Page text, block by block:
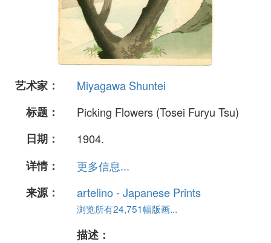
艺术家：
Miyagawa Shuntei
标题：
Picking Flowers (Tosei Furyu Tsu)
日期：
1904.
详情：
更多信息...
来源：
artelino - Japanese Prints
浏览所有24,751幅版画...
描述：